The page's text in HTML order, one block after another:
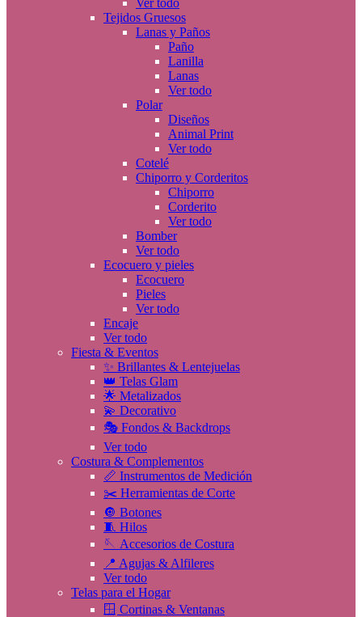
Ver todo
Tejidos Gruesos
Lanas y Paños
Paño
Lanilla
Lanas
Ver todo
Polar
Diseños
Animal Print
Ver todo
Cotelé
Chiporro y Corderitos
Chiporro
Corderito
Ver todo
Bomber
Ver todo
Ecocuero y pieles
Ecocuero
Pieles
Ver todo
Encaje
Ver todo
Fiesta & Eventos
✨ Brillantes & Lentejuelas
👑 Telas Glam
🌟 Metalizados
💫 Decorativo
🎭 Fondos & Backdrops
Ver todo
Costura & Complementos
📏 Instrumentos de Medición
✂️ Herramientas de Corte
🔘 Botones
🧵 Hilos
🪡 Accesorios de Costura
📍 Agujas & Alfileres
Ver todo
Telas para el Hogar
🪟 Cortinas & Ventanas